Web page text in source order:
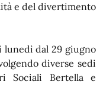
e del divertimento
lunedì dal 29 giugno
diverse sedi
Sociali Bertella e